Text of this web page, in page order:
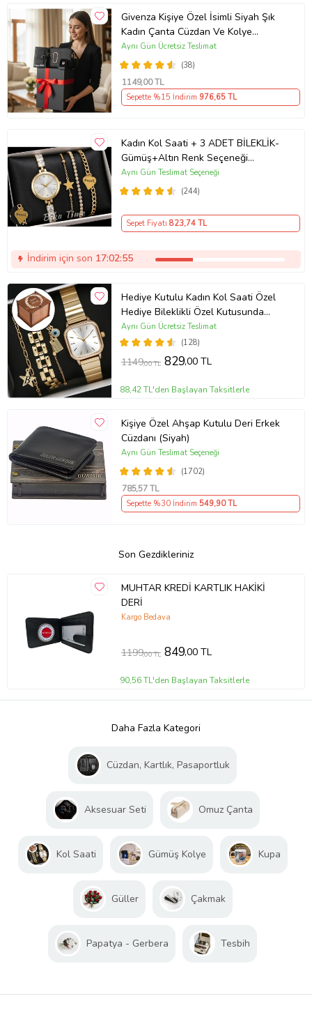
Givenza Kişiye Özel İsimli Siyah Şık
Kadın Çanta Cüzdan Ve Kolye
Hediyeli & Hediye Kutusu Seti
(D.Siyah)
(38)
Aynı Gün Ücretsiz Teslimat
1149,00 TL
Sepette %15 İndirim 976,65 TL
Kadın Kol Saati + 3 ADET BİLEKLİK-
Gümüş+Altın Renk Seçeneği
ayarlanabilir kordon Kadın Kol Saati
BİLEKLİK HEDİYE Altın Renk - Kız
(244)
Aynı Gün Teslimat Seçeneği
Sepet Fiyatı 823,74 TL
İndirim için son 17:02:54
Hediye Kutulu Kadın Kol Saati Özel
Hediye Bileklikli Özel Kutusunda
(Gold)
(128)
Aynı Gün Ücretsiz Teslimat
1149,00 TL 829,00 TL
88,42 TL'den Başlayan Taksitlerle
Kişiye Özel Ahşap Kutulu Deri Erkek
Cüzdanı (Siyah)
(1702)
Aynı Gün Teslimat Seçeneği
785,57 TL
Sepette %30 İndirim 549,90 TL
Son Gezdikleriniz
MUHTAR KREDİ KARTLIK HAKİKİ
DERİ
Kargo Bedava
1199,00 TL 849,00 TL
90,56 TL'den Başlayan Taksitlerle
Daha Fazla Kategori
Cüzdan, Kartlık, Pasaportluk
Aksesuar Seti Omuz Çanta
Kol Saati Gümüş Kolye Kupa
Güller Çakmak
Papatya - Gerbera Tesbih